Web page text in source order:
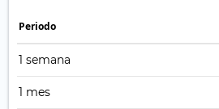
Periodo
1 semana
1 mes